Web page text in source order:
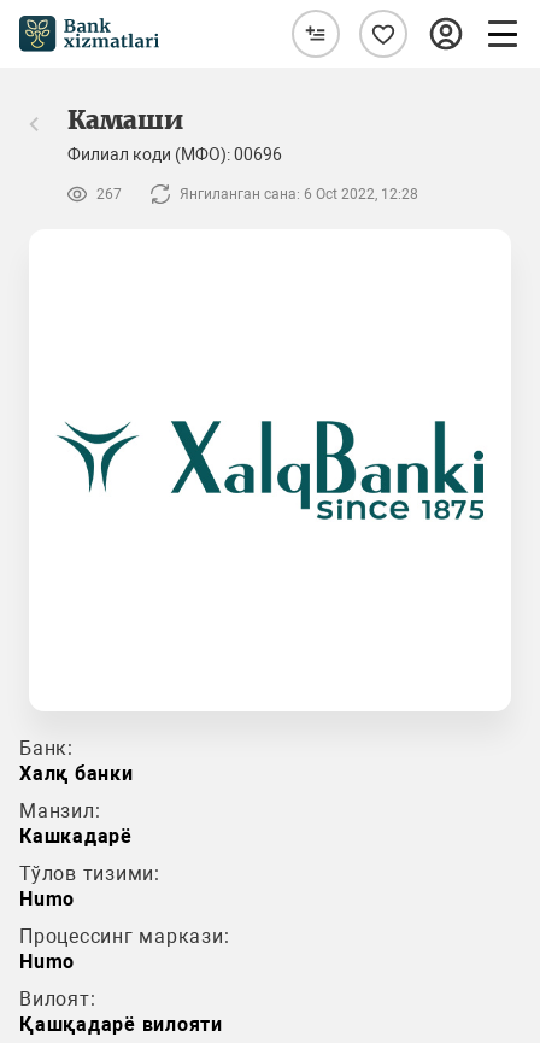
Камаши
Филиал коди (МФО): 00696
267 Янгиланган сана: 6 Oct 2022, 12:28
Банк:
Халқ банки
Манзил:
Кашкадарё
Тўлов тизими:
Humo
Процессинг маркази:
Humo
Вилоят:
Қашқадарё вилояти